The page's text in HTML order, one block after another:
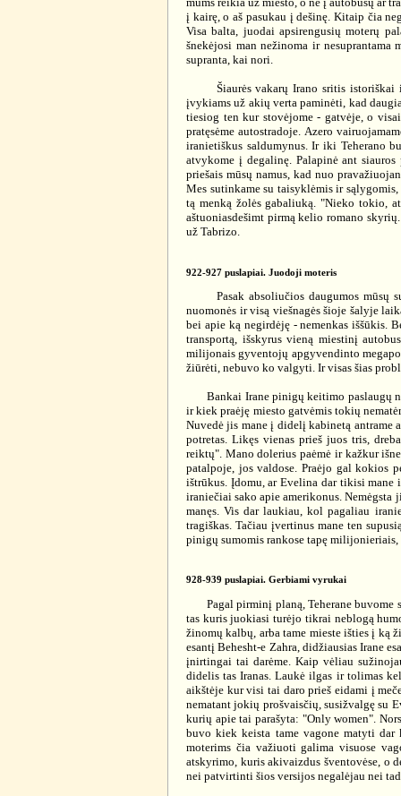
į kairę, o aš pasukau į dešinę. Kitaip čia
Visa balta, juodai apsirengusių moterų
šnekėjosi man nežinoma ir
supranta, kai nori.
Šiaurės vakarų Irano sritis istoriškai ir
įvykiams už akių verta paminėti, kad
tiesiog ten kur stovėjome - gatvėje, o
pratęsėme autostradoje. Azero
iranietiškus saldumynus. Ir iki Teherano
atvykome į degalinę. Palapinė ant
priešais mūsų namus, kad nuo
Mes sutinkame su taisyklėmis ir
tą menką žolės gabaliuką. "Nieko tokio,
aštuoniasdešimt pirmą kelio romano
už Tabrizo.
922-927 puslapiai. Juodoji moteris
Pasak absoliučios daugumos mūsų
nuomonės ir visą viešnagės šioje šalyje
bei apie ką negirdėję - nemenkas iššūkis.
transportą, išskyrus vieną miestinį
milijonais gyventojų apgyvendinto
žiūrėti, nebuvo ko valgyti. Ir visas šias
Bankai Irane pinigų keitimo paslaugų
ir kiek praėję miesto gatvėmis tokių
Nuvedė jis mane į didelį kabinetą antrame
potretas. Likęs vienas prieš juos tris,
reiktų". Mano dolerius paėmė ir kažkur
patalpoje, jos valdose. Praėjo gal
ištrūkus. Įdomu, ar Evelina dar tikisi
iraniečiai sako apie amerikonus.
manęs. Vis dar laukiau, kol pagaliau
tragiškas. Tačiau įvertinus mane ten
pinigų sumomis rankose tapę
928-939 puslapiai. Gerbiami vyrukai
Pagal pirminį planą, Teherane buvome
tas kuris juokiasi turėjo tikrai neblogą
žinomų kalbų, arba tame mieste išties į ką
esantį Behesht-e Zahra, didžiausias Irane
įnirtingai tai darėme. Kaip vėliau
didelis tas Iranas. Laukė ilgas ir tolimas
aikštėje kur visi tai daro prieš eidami į
nematant jokių prošvaisčių, susižvalgę su
kurių apie tai parašyta: "Only women".
buvo kiek keista tame vagone matyti dar
moterims čia važiuoti galima visuose
atskyrimo, kuris akivaizdus šventovėse, o
nei patvirtinti šios versijos negalėjau nei